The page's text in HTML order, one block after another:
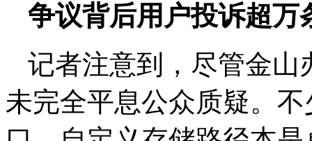
争议背后用户投诉超万
记者注意到，尽管金山
未完全平息公众质疑。